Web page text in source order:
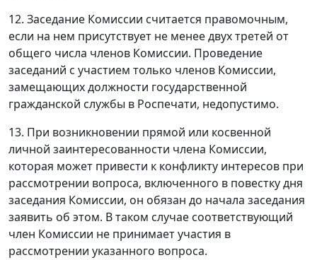
12. Заседание Комиссии считается правомочным,
если на нем присутствует не менее двух третей от
общего числа членов Комиссии. Проведение
заседаний с участием только членов Комиссии,
замещающих должности государственной
гражданской службы в Роспечати, недопустимо.
13. При возникновении прямой или косвенной
личной заинтересованности члена Комиссии,
которая может привести к конфликту интересов при
рассмотрении вопроса, включенного в повестку дня
заседания Комиссии, он обязан до начала заседания
заявить об этом. В таком случае соответствующий
член Комиссии не принимает участия в
рассмотрении указанного вопроса.